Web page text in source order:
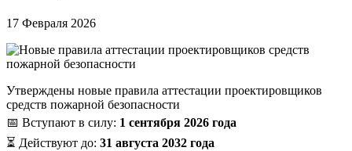
17 Февраля 2026
Утверждены новые правила аттестации проектировщиков
средств пожарной безопасности
📅 Вступают в силу: 1 сентября 2026 года
⏳ Действуют до: 31 августа 2032 года